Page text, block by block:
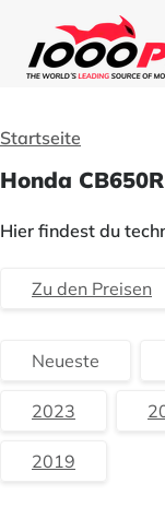
Startseite
Honda CB650R
Hier findest du
Zu den Preisen
Neueste
2023
2019